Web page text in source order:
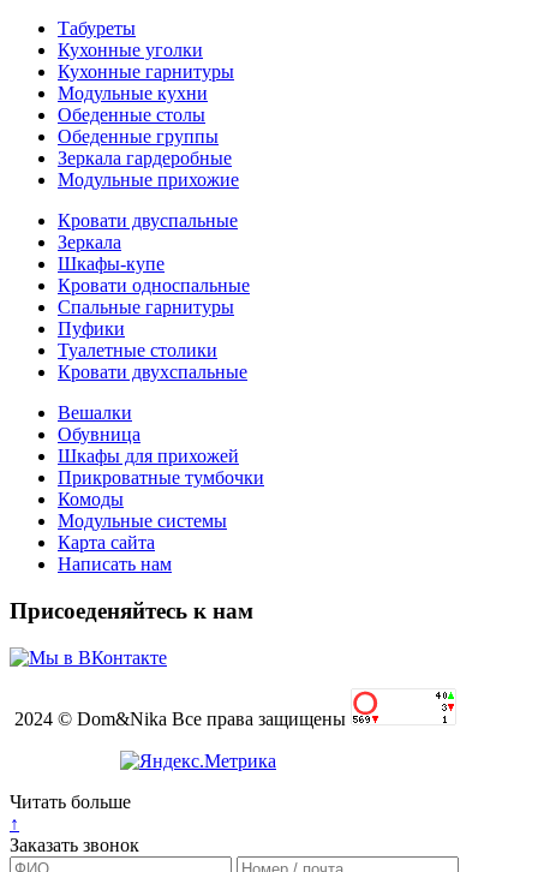
Табуреты
Кухонные уголки
Кухонные гарнитуры
Модульные кухни
Обеденные столы
Обеденные группы
Зеркала гардеробные
Модульные прихожие
Кровати двуспальные
Зеркала
Шкафы-купе
Кровати односпальные
Спальные гарнитуры
Пуфики
Туалетные столики
Кровати двухспальные
Вешалки
Обувница
Шкафы для прихожей
Прикроватные тумбочки
Комоды
Модульные системы
Карта сайта
Написать нам
Присоеденяйтесь к нам
2024 © Dom&Nika Все права защищены
Читать больше
↑
Заказать звонок